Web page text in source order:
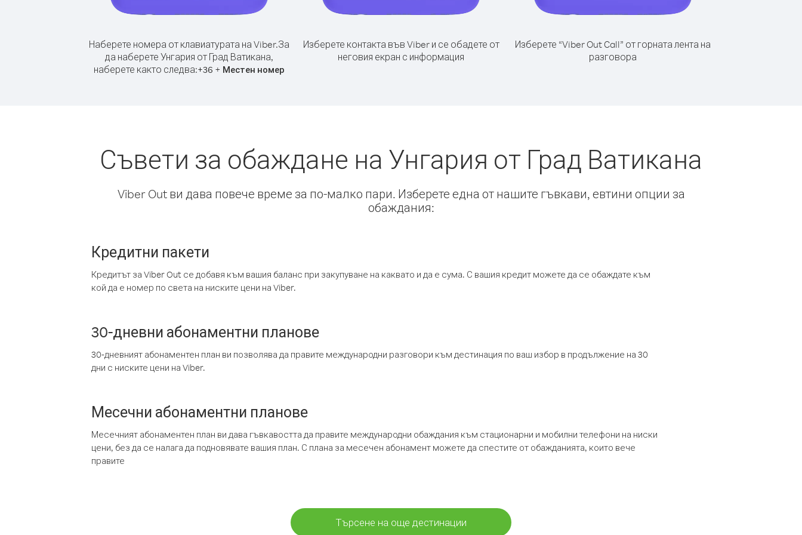
Наберете номера от клавиатурата на Viber.За
да наберете Унгария от Град Ватикана,
наберете както следва:+36 + Местен номер
Изберете контакта във Viber и се обадете от
неговия екран с информация
Изберете “Viber Out Call” от горната лента на
разговора
Съвети за обаждане на Унгария от Град Ватикана
Viber Out ви дава повече време за по-малко пари. Изберете една от нашите гъвкави, евтини опции за
обаждания:
Кредитни пакети
Кредитът за Viber Out се добавя към вашия баланс при закупуване на каквато и да е сума. С вашия кредит можете да се обаждате към
кой да е номер по света на ниските цени на Viber.
30-дневни абонаментни планове
30-дневният абонаментен план ви позволява да правите международни разговори към дестинация по ваш избор в продължение на 30
дни с ниските цени на Viber.
Месечни абонаментни планове
Месечният абонаментен план ви дава гъвкавостта да правите международни обаждания към стационарни и мобилни телефони на ниски
цени, без да се налага да подновявате вашия план. С плана за месечен абонамент можете да спестите от обажданията, които вече
правите
Търсене на още дестинации